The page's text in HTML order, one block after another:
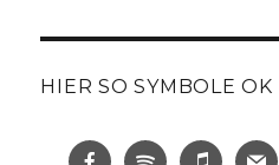
HIER SO SYMBOLE OK